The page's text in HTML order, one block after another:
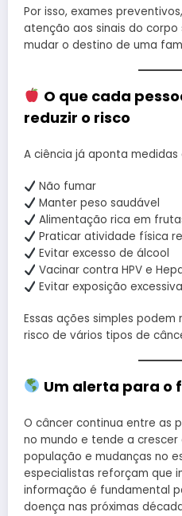
Por isso, exames
atenção aos sinais do
mudar o destino de uma
O que cada
reduzir o risco
A ciência já aponta
Não fumar
Manter peso saudável
Alimentação rica em
Praticar atividade física
Evitar excesso de álcool
Vacinar contra HPV e
Evitar exposição
Essas ações simples
risco de vários tipos de
Um alerta para o
O câncer continua entre as
no mundo e tende a
população e mudanças no
especialistas reforçam que
informação é fundamental
doença nas próximas